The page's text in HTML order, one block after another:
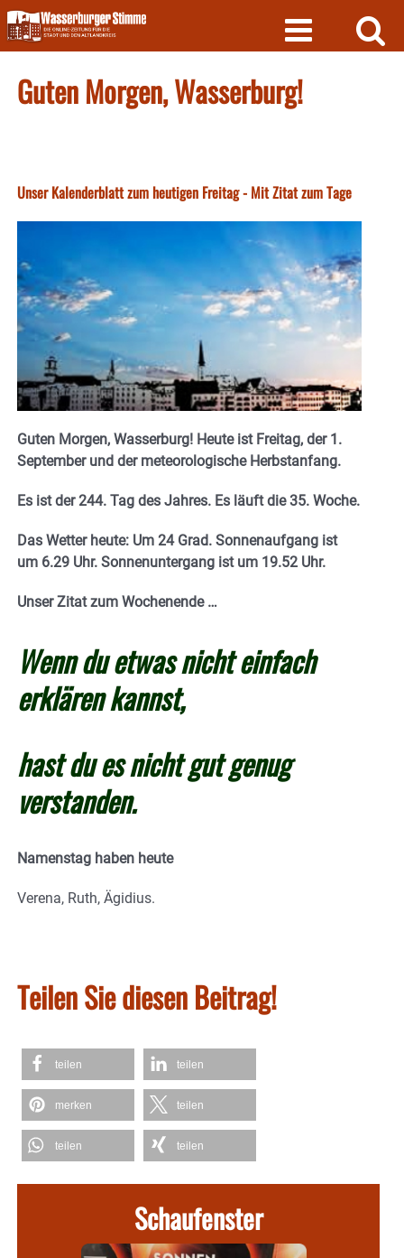
Skip
to
content
Guten Morgen, Wasserburg!
Unser Kalenderblatt zum heutigen Freitag - Mit Zitat zum Tage
Guten Morgen, Wasserburg! Heute ist Freitag, der 1.
September und der meteorologische Herbstanfang.
Es ist der 244. Tag des Jahres. Es läuft die 35. Woche.
Das Wetter heute: Um 24 Grad. Sonnenaufgang ist
um 6.29 Uhr. Sonnenuntergang ist um 19.52 Uhr.
Unser Zitat zum Wochenende …
Wenn du etwas nicht einfach
erklären kannst,
hast du es nicht gut genug
verstanden.
Namenstag haben heute
Verena, Ruth, Ägidius.
Teilen Sie diesen Beitrag!
teilen teilen
merken teilen
teilen teilen
Schaufenster